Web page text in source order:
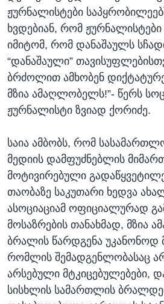
ჟურნალისტები
ხვდებიან, რომ
იმიტომ, რომ დანაშაულს
“დანაშაული”
ბრძოლით ამხობენ
მზია ამაღლობელს!”- წერს
ჟურნალისტი ზვიად ქორიძე.
საია ამბობს, რომ
მედიის დამფუძნებლის
მოტივირებული
თაობაზე საკუთარი ხედვა
ასოციაციამ ოფიციალურად
მოსაზრების თანახმად, მზია
ბრალის წარდგენა უკანონოდ
რომლის შემადგენლობასაც
არსებული მტკიცებულებები,
სისხლის სამართლის